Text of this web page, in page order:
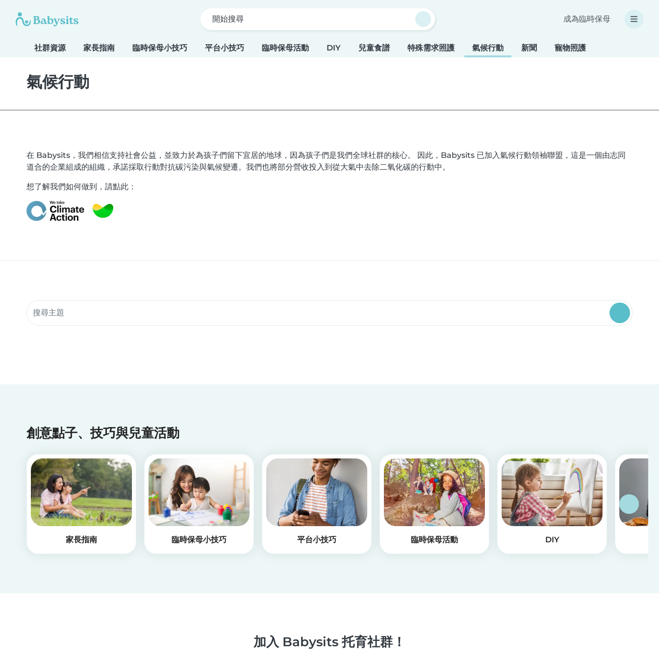
開始搜尋 成為臨時保母
社群資源 家長指南 臨時保母小技巧 平台小技巧 臨時保母活動 DIY 兒童食譜 特殊需求照護 氣候行動 新聞 寵物照護
氣候行動
在 Babysits，我們相信支持社會公益，並致力於為孩子們留下宜居的地球，因為孩子們是我們全球社群的核心。 因此，Babysits 已加入氣候行動領袖聯盟，這是一個由志同
道合的企業組成的組織，承諾採取行動對抗碳污染與氣候變遷。我們也將部分營收投入到從大氣中去除二氧化碳的行動中。
想了解我們如何做到，請點此：
搜索社群資源
創意點子、技巧與兒童活動
家長指南 臨時保母小技巧 平台小技巧 臨時保母活動 DIY
加入 Babysits 托育社群！